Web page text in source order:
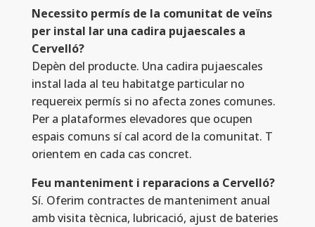
Necessito permís de la comunitat de veïns
per instal lar una cadira pujaescales a
Cervelló?
Depèn del producte. Una cadira pujaescales
instal lada al teu habitatge particular no
requereix permís si no afecta zones comunes.
Per a plataformes elevadores que ocupen
espais comuns sí cal acord de la comunitat. T
orientem en cada cas concret.
Feu manteniment i reparacions a Cervelló?
Sí. Oferim contractes de manteniment anual
amb visita tècnica, lubricació, ajust de bateries